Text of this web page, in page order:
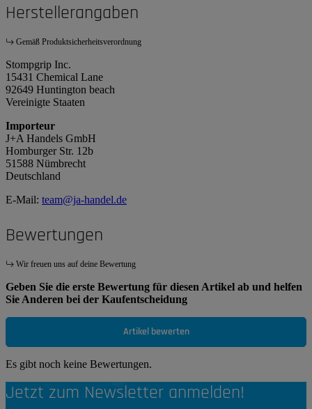
Herstellerangaben
Gemäß Produktsicherheitsverordnung
Stompgrip Inc.
15431 Chemical Lane
92649 Huntington beach
Vereinigte Staaten
Importeur
J+A Handels GmbH
Homburger Str. 12b
51588 Nümbrecht
Deutschland
E-Mail: team@ja-handel.de
Bewertungen
Wir freuen uns auf deine Bewertung
Geben Sie die erste Bewertung für diesen Artikel ab und helfen
Sie Anderen bei der Kaufentscheidung
Artikel bewerten
Es gibt noch keine Bewertungen.
Jetzt zum Newsletter anmelden!